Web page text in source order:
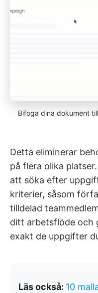
Bifoga dina dokument
Detta eliminerar
på flera olika
att söka efter
kriterier, såsom
tilldelad
ditt arbetsflöde och
exakt de uppgifter
Läs också: 10